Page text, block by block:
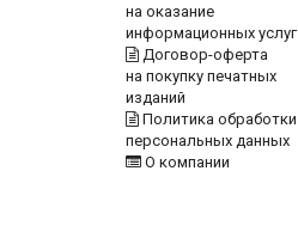
на оказание
информационных услуг
Договор-оферта
на покупку печатных
изданий
Политика обработки
персональных данных
О компании